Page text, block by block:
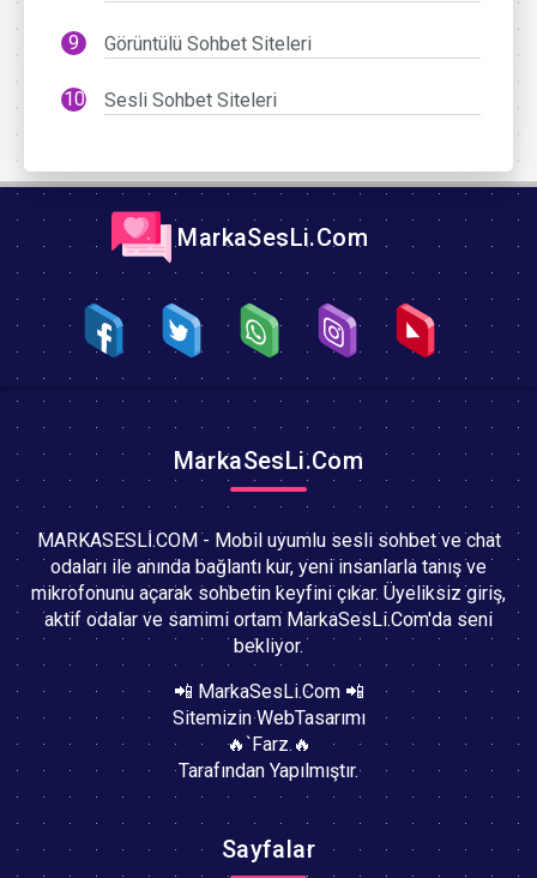
Görüntülü Sohbet Siteleri
Sesli Sohbet Siteleri
MarkaSesLi.Com
MarkaSesLi.Com
MARKASESLİ.COM - Mobil uyumlu sesli sohbet ve chat
odaları ile anında bağlantı kur, yeni insanlarla tanış ve
mikrofonunu açarak sohbetin keyfini çıkar. Üyeliksiz giriş,
aktif odalar ve samimi ortam MarkaSesLi.Com'da seni
bekliyor.
📲 MarkaSesLi.Com 📲
Sitemizin WebTasarımı
🔥`Farz.🔥
Tarafından Yapılmıştır.
Sayfalar